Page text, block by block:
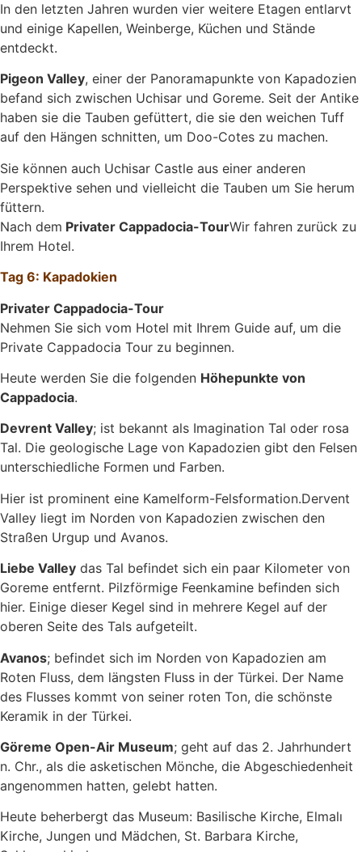
In den letzten Jahren wurden vier weitere Etagen entlarvt
und einige Kapellen, Weinberge, Küchen und Stände
entdeckt.
Pigeon Valley, einer der Panoramapunkte von Kapadozien
befand sich zwischen Uchisar und Goreme. Seit der Antike
haben sie die Tauben gefüttert, die sie den weichen Tuff
auf den Hängen schnitten, um Doo-Cotes zu machen.
Sie können auch Uchisar Castle aus einer anderen
Perspektive sehen und vielleicht die Tauben um Sie herum
füttern.
Nach dem Privater Cappadocia-TourWir fahren zurück zu
Ihrem Hotel.
Tag 6: Kapadokien
Privater Cappadocia-Tour
Nehmen Sie sich vom Hotel mit Ihrem Guide auf, um die
Private Cappadocia Tour zu beginnen.
Heute werden Sie die folgenden Höhepunkte von
Cappadocia.
Devrent Valley; ist bekannt als Imagination Tal oder rosa
Tal. Die geologische Lage von Kapadozien gibt den Felsen
unterschiedliche Formen und Farben.
Hier ist prominent eine Kamelform-Felsformation.Dervent
Valley liegt im Norden von Kapadozien zwischen den
Straßen Urgup und Avanos.
Liebe Valley das Tal befindet sich ein paar Kilometer von
Goreme entfernt. Pilzförmige Feenkamine befinden sich
hier. Einige dieser Kegel sind in mehrere Kegel auf der
oberen Seite des Tals aufgeteilt.
Avanos; befindet sich im Norden von Kapadozien am
Roten Fluss, dem längsten Fluss in der Türkei. Der Name
des Flusses kommt von seiner roten Ton, die schönste
Keramik in der Türkei.
Göreme Open-Air Museum; geht auf das 2. Jahrhundert
n. Chr., als die asketischen Mönche, die Abgeschiedenheit
angenommen hatten, gelebt hatten.
Heute beherbergt das Museum: Basilische Kirche, Elmalı
Kirche, Jungen und Mädchen, St. Barbara Kirche,